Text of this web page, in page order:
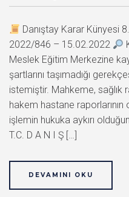
Danıştay Karar Künyesi
2022/846 – 15.02.2022
Meslek Eğitim Merkezine
şartlarını taşımadığı
istemiştir. Mahkeme, sağlık
hakem hastane
işlemin hukuka aykırı
T.C. D A N I Ş […]
DEVAMINI OKU